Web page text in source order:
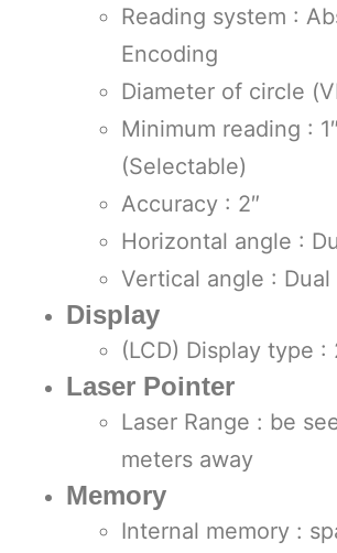
Reading system :
Encoding
Diameter of circle
Minimum reading :
(Selectable)
Accuracy : 2″
Horizontal angle :
Vertical angle : Dual
Display
(LCD) Display type :
Laser Pointer
Laser Range : be
meters away
Memory
Internal memory :